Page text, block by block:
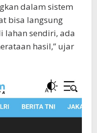
dalam sistem
bisa langsung
lahan sendiri, ada
hasil,” ujar